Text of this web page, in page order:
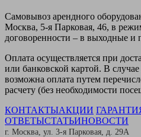
Самовывоз арендного
Москва, 5-я Парковая, 46, в
договоренности – в выходные и
Оплата осуществляется при
или банковской картой. В
возможна оплата путем
расчету (без необходимости
КОНТАКТЫАКЦИИ
ОТВЕТЫСТАТЬИНОВОСТИ
г. Москва, ул. 3-я Парковая, д. 29А